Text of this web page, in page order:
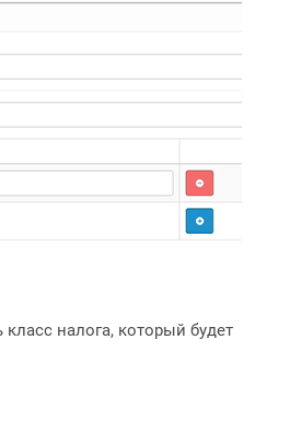
налога, который будет